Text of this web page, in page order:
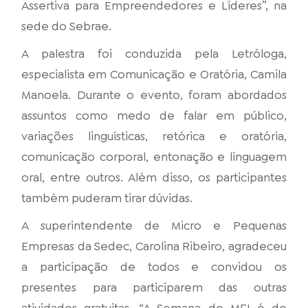
Assertiva para Empreendedores e Líderes”, na
sede do Sebrae.
A palestra foi conduzida pela Letróloga,
especialista em Comunicação e Oratória, Camila
Manoela. Durante o evento, foram abordados
assuntos como medo de falar em público,
variações linguísticas, retórica e oratória,
comunicação corporal, entonação e linguagem
oral, entre outros. Além disso, os participantes
também puderam tirar dúvidas.
A superintendente de Micro e Pequenas
Empresas da Sedec, Carolina Ribeiro, agradeceu
a participação de todos e convidou os
presentes para participarem das outras